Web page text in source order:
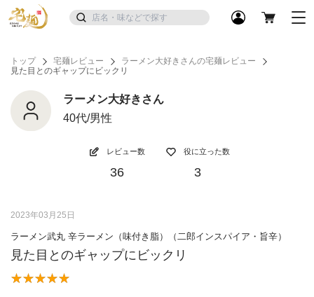
トップ 宅麺レビュー
ラーメン大好きさんの宅麺レビュー
見た目とのギャップにビックリ
ラーメン大好きさん
40代/男性
レビュー数
36
役に立った数
3
2023年03月25日
ラーメン武丸 辛ラーメン（味付き脂）（二郎インスパイア・旨辛）
見た目とのギャップにビックリ